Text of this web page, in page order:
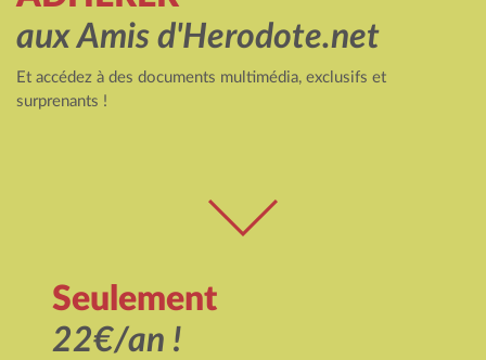
aux Amis d'Herodote.net
Et accédez à des documents multimédia, exclusifs et
surprenants !
Seulement
22€/an !